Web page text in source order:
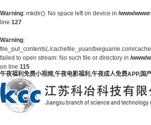
Warning: mkdir(): No space left on device in /www/
line 127
Warning:
file_put_contents(./cachefile_yuan/bieguanle.com/
failed to open stream: No such file or directory in /www/
on line 115
午夜福利免费小视频,午夜电影福利,午夜成人免费APP,国